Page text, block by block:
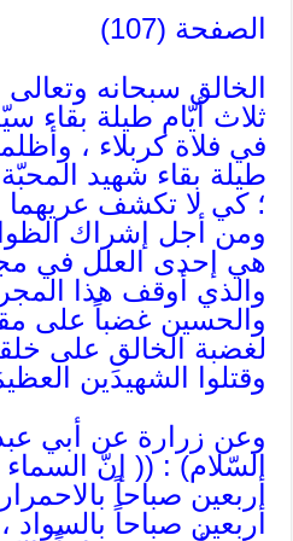
الصفحة (107)
الخالق سبحانه وتعالى
ثلاث أيّام طيلة بقاء
في فلاة كربلاء ،
طيلة بقاء شهيد
؛ كي لا تكشف
ومن أجل إشراك
والذي أوقف هذا
والحسين غضباً على
لغضبة الخالق على
وقتلوا الشهيدَين
وعن زرارة عن أبي عبد
السّلام) : (( إنّ
أربعين صباحاً
أربعين صباحاً